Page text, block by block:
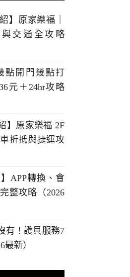
】原家樂福｜
交通全攻略
點開門幾點打
元＋24hr攻略
】原家樂福 2F
折抵與捷運攻
APP轉換、會
整攻略（2026
有！護貝服務7
新）